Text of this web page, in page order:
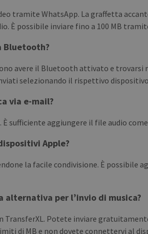
tramite WhatsApp. La graffetta
È possibile inviare fino a 100 MB
Bluetooth?
avere il Bluetooth attivato e trovarsi
selezionando il rispettivo
via e-mail?
sufficiente aggiungere il file audio
Apple?
la facile condivisione. È possibile
alternativa per l’invio di musica?
TransferXL. Potete inviare
di MB e non dovete connettervi al